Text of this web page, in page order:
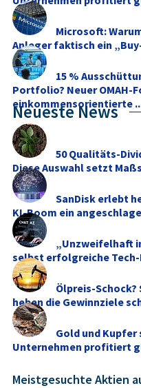
Microsoft:
Anleger faktisch ein
15 %
Portfolio? Neuer OMAH-
einkommensorientierte
Neueste News
50 Qualitäts-
Diese Auswahl setzt
SanDisk erlebt
KI-Boom ein
„Unzweifelhaft
selbst erfolgreiche
...
Ölpreis-Schock?
heben die Gewinnziele
Gold und Kupfer
Unternehmen profitiert
Meistgesuchte Aktien